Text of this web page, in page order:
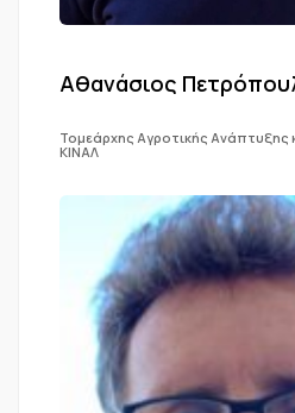
Αθανάσιος
Τομεάρχης Αγροτικής
ΚΙΝΑΛ